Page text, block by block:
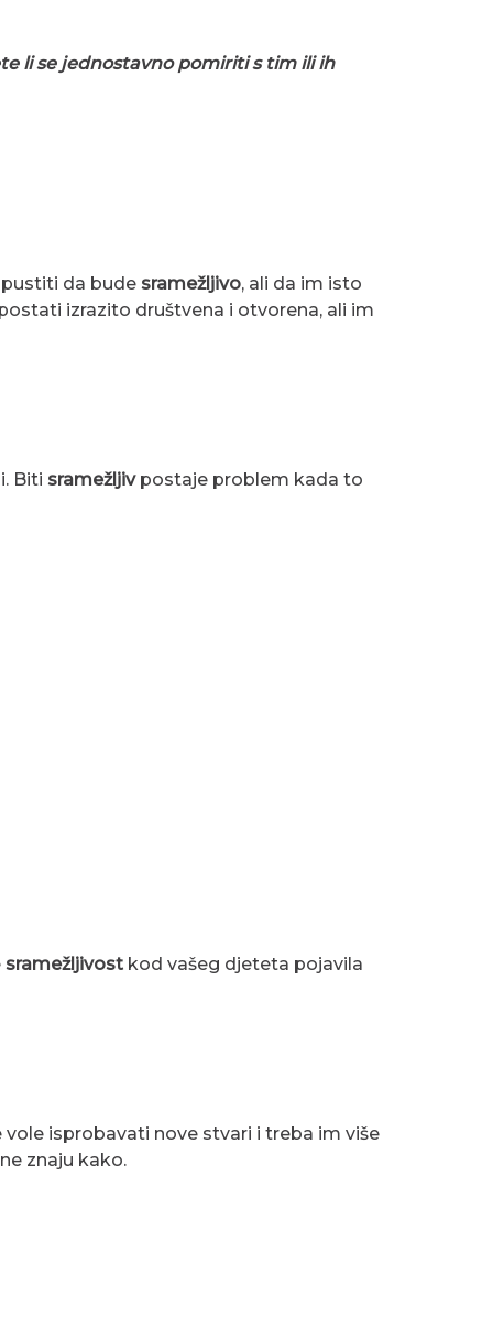
li se jednostavno pomiriti s tim ili ih
pustiti da bude sramežljivo, ali da im isto
izrazito društvena i otvorena, ali im
Biti sramežljivpostaje problem kada to
sramežljivost kod vašeg djeteta pojavila
vole isprobavati nove stvari i treba im više
znaju kako.